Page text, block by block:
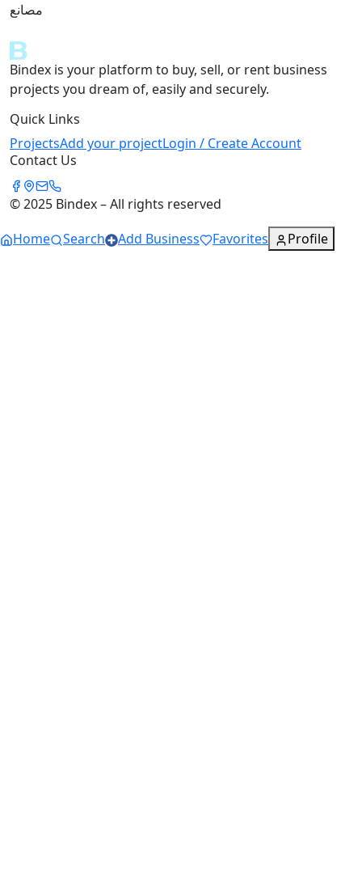
مصانع
Bindex is your platform to buy, sell, or rent business
projects you dream of, easily and securely.
Quick Links
ProjectsAdd your projectLogin / Create Account
Contact Us
© 2025 Bindex – All rights reserved
Home
Search Add Business Favorites Profile